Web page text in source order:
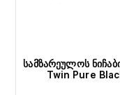
სამზარეულოს
Twin Pure